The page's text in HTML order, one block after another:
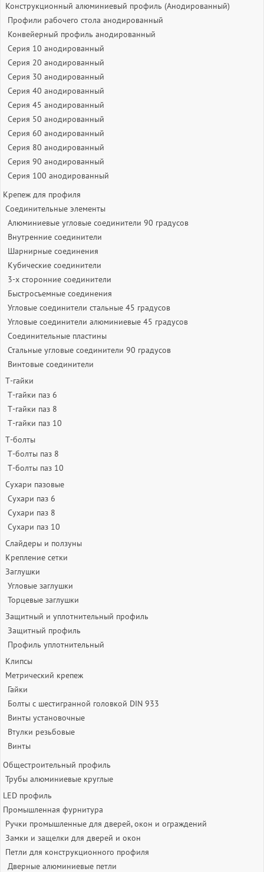
Конструкционный алюминиевый профиль (Анодированный)
Профили рабочего стола анодированный
Конвейерный профиль анодированный
Серия 10 анодированный
Серия 20 анодированный
Серия 30 анодированный
Серия 40 анодированный
Серия 45 анодированный
Серия 50 анодированный
Серия 60 анодированный
Серия 80 анодированный
Серия 90 анодированный
Серия 100 анодированный
Крепеж для профиля
Соединительные элементы
Алюминиевые угловые соединители 90 градусов
Внутренние соединители
Шарнирные соединения
Кубические соединители
3-х сторонние соединители
Быстросъемные соединения
Угловые соединители стальные 45 градусов
Угловые соединители алюминиевые 45 градусов
Соединительные пластины
Стальные угловые соединители 90 градусов
Винтовые соединители
Т-гайки
Т-гайки паз 6
Т-гайки паз 8
Т-гайки паз 10
Т-болты
Т-болты паз 8
Т-болты паз 10
Сухари пазовые
Сухари паз 6
Сухари паз 8
Сухари паз 10
Слайдеры и ползуны
Крепление сетки
Заглушки
Угловые заглушки
Торцевые заглушки
Защитный и уплотнительный профиль
Защитный профиль
Профиль уплотнительный
Клипсы
Метрический крепеж
Гайки
Болты с шестигранной головкой DIN 933
Винты установочные
Втулки резьбовые
Винты
Общестроительный профиль
Трубы алюминиевые круглые
LED профиль
Промышленная фурнитура
Ручки промышленные для дверей, окон и ограждений
Замки и защелки для дверей и окон
Петли для конструкционного профиля
Дверные алюминиевые петли